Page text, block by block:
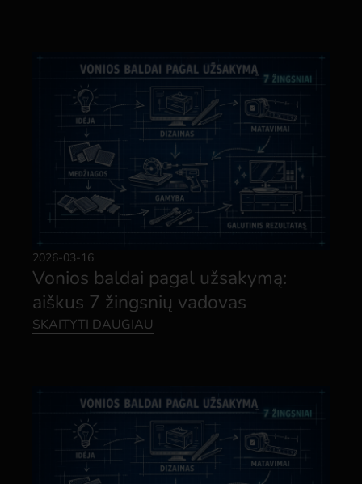
2026-03-16
Vonios baldai pagal užsakymą:
aiškus 7 žingsnių vadovas
SKAITYTI DAUGIAU